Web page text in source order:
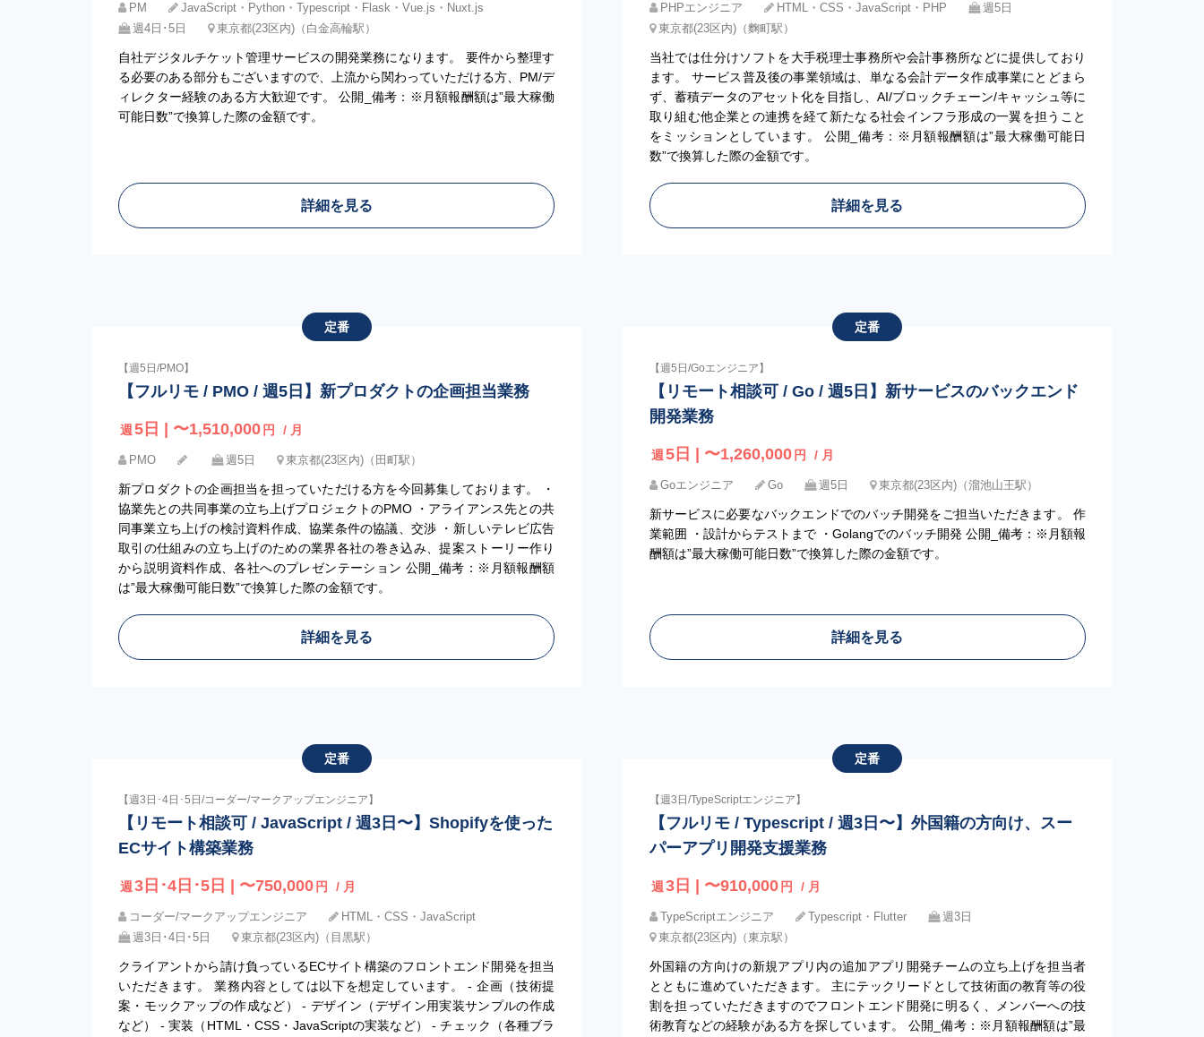
PM
JavaScript・Python・Typescript・Flask・Vue.js・Nuxt.js
週4日･5日
東京都(23区内)（白金高輪駅）
自社デジタルチケット管理サービスの開発業務になります。 要件から整理す
る必要のある部分もございますので、上流から関わっていただける方、PM/デ
ィレクター経験のある方大歓迎です。 公開_備考：※月額報酬額は”最大稼働
可能日数”で換算した際の金額です。
詳細を見る
PHPエンジニア HTML・CSS・JavaScript・PHP
週5日
東京都(23区内)（麴町駅）
当社では仕分けソフトを大手税理士事務所や会計事務所などに提供しており
ます。 サービス普及後の事業領域は、単なる会計データ作成事業にとどまら
ず、蓄積データのアセット化を目指し、AI/ブロックチェーン/キャッシュ等に
取り組む他企業との連携を経て新たなる社会インフラ形成の一翼を担うこと
をミッションとしています。 公開_備考：※月額報酬額は”最大稼働可能日
数”で換算した際の金額です。
詳細を見る
定番
【週5日/PMO】
【フルリモ / PMO / 週5日】新プロダクトの企画担当業務
週 5日 | 〜1,510,000 円 / 月
PMO 週5日 東京都(23区内)（田町駅）
新プロダクトの企画担当を担っていただける方を今回募集しております。 ・
協業先との共同事業の立ち上げプロジェクトのPMO ・アライアンス先との共
同事業立ち上げの検討資料作成、協業条件の協議、交渉 ・新しいテレビ広告
取引の仕組みの立ち上げのための業界各社の巻き込み、提案ストーリー作り
から説明資料作成、各社へのプレゼンテーション 公開_備考：※月額報酬額
は”最大稼働可能日数”で換算した際の金額です。
詳細を見る
定番
【週5日/Goエンジニア】
【リモート相談可 / Go / 週5日】新サービスのバックエンド
開発業務
週 5日 | 〜1,260,000 円 / 月
Goエンジニア Go 週5日 東京都(23区内)（溜池山王駅）
新サービスに必要なバックエンドでのバッチ開発をご担当いただきます。 作
業範囲 ・設計からテストまで ・Golangでのバッチ開発 公開_備考：※月額報
酬額は”最大稼働可能日数”で換算した際の金額です。
詳細を見る
定番
【週3日･4日･5日/コーダー/マークアップエンジニア】
【リモート相談可 / JavaScript / 週3日〜】Shopifyを使った
ECサイト構築業務
週 3日･4日･5日 | 〜750,000 円 / 月
コーダー/マークアップエンジニア
HTML・CSS・JavaScript
週3日･4日･5日
東京都(23区内)（目黒駅）
クライアントから請け負っているECサイト構築のフロントエンド開発を担当
いただきます。 業務内容としては以下を想定しています。 - 企画（技術提
案・モックアップの作成など） - デザイン（デザイン用実装サンプルの作成
など） - 実装（HTML・CSS・JavaScriptの実装など） - チェック（各種ブラ
定番
【週3日/TypeScriptエンジニア】
【フルリモ / Typescript / 週3日〜】外国籍の方向け、スー
パーアプリ開発支援業務
週 3日 | 〜910,000 円 / 月
TypeScriptエンジニア Typescript・Flutter
週3日
東京都(23区内)（東京駅）
外国籍の方向けの新規アプリ内の追加アプリ開発チームの立ち上げを担当者
とともに進めていただきます。 主にテックリードとして技術面の教育等の役
割を担っていただきますのでフロントエンド開発に明るく、メンバーへの技
術教育などの経験がある方を探しています。 公開_備考：※月額報酬額は”最